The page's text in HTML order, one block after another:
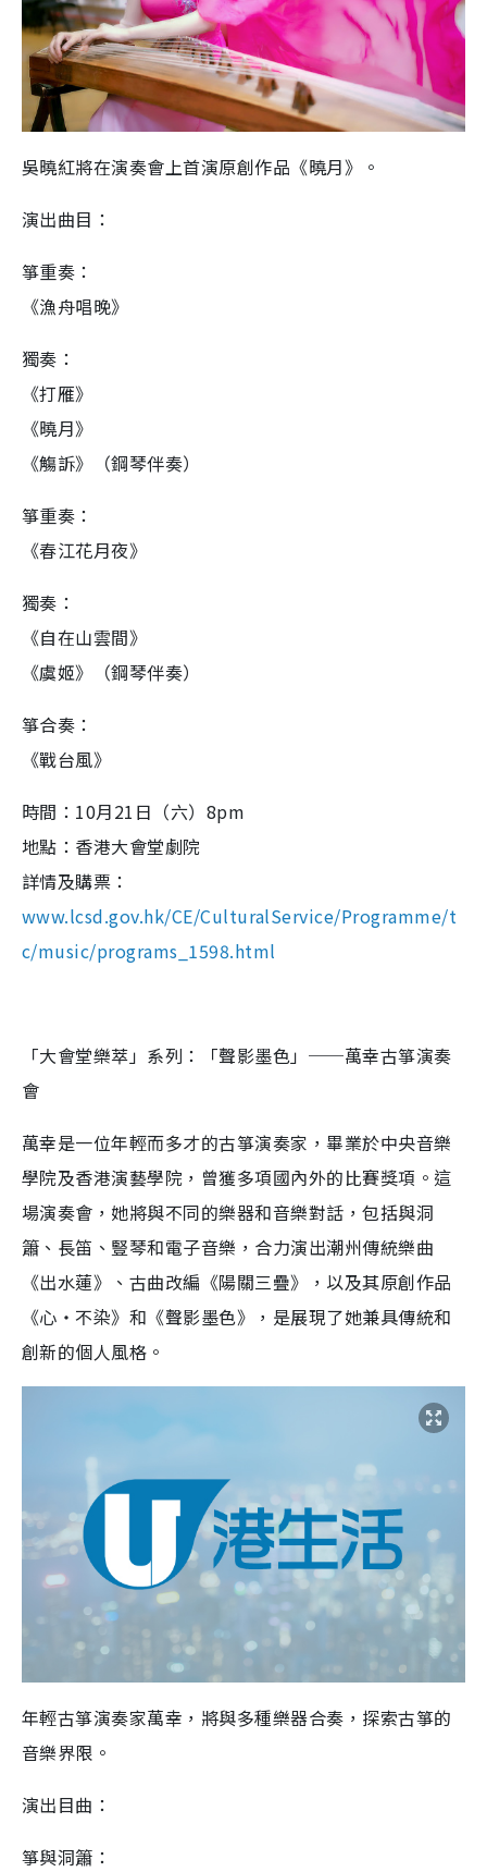
吳曉紅將在演奏會上首演原創作品《曉月》。
演出曲目：
箏重奏：
《漁舟唱晚》
獨奏：
《打雁》
《曉月》
《觴訴》（鋼琴伴奏）
箏重奏：
《春江花月夜》
獨奏：
《自在山雲間》
《虞姬》（鋼琴伴奏）
箏合奏：
《戰台風》
時間：10月21日（六）8pm
地點：香港大會堂劇院
詳情及購票：
www.lcsd.gov.hk/CE/CulturalService/Programme/t
c/music/programs_1598.html
「大會堂樂萃」系列：「聲影墨色」──萬幸古箏演奏
會
萬幸是一位年輕而多才的古箏演奏家，畢業於中央音樂
學院及香港演藝學院，曾獲多項國內外的比賽獎項。這
場演奏會，她將與不同的樂器和音樂對話，包括與洞
簫、長笛、豎琴和電子音樂，合力演出潮州傳統樂曲
《出水蓮》、古曲改編《陽關三疊》，以及其原創作品
《心‧不染》和《聲影墨色》，是展現了她兼具傳統和
創新的個人風格。
年輕古箏演奏家萬幸，將與多種樂器合奏，探索古箏的
音樂界限。
演出目曲：
箏與洞簫：